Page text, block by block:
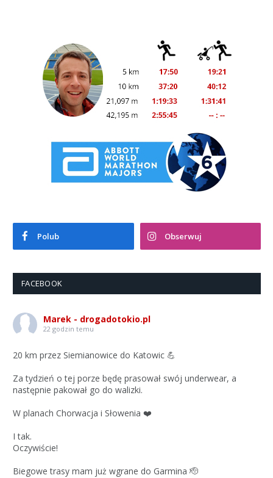
Polub Obserwuj
FACEBOOK
Marek - drogadotokio.pl
22 godzin temu
20 km przez Siemianowice do Katowic 💪
Za tydzień o tej porze będę prasował swój underwear, a
następnie pakował go do walizki.
W planach Chorwacja i Słowenia ❤️
I tak.
Oczywiście!
Biegowe trasy mam już wgrane do Garmina 🫡